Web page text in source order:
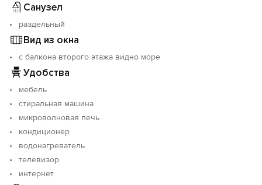
Санузел
раздельный
Вид из окна
с балкона второго этажа видно море
Удобства
мебель
стиральная машина
микроволновая печь
кондиционер
водонагреватель
телевизор
интернет